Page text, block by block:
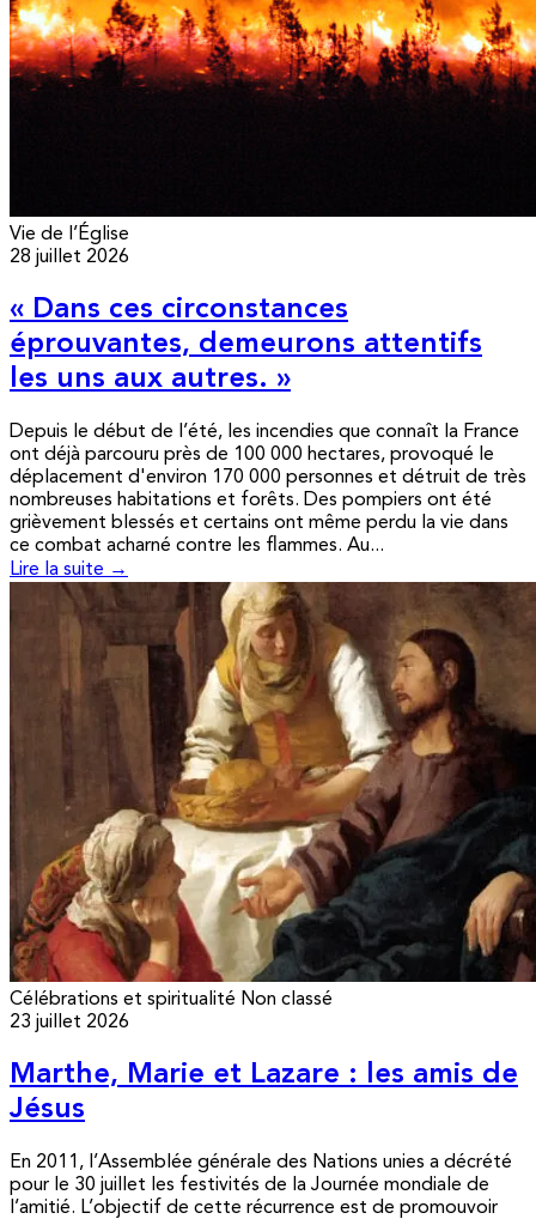
Vie de l’Église
28 juillet 2026
« Dans ces circonstances
éprouvantes, demeurons attentifs
les uns aux autres. »
Depuis le début de l’été, les incendies que connaît la France
ont déjà parcouru près de 100 000 hectares, provoqué le
déplacement d'environ 170 000 personnes et détruit de très
nombreuses habitations et forêts. Des pompiers ont été
grièvement blessés et certains ont même perdu la vie dans
ce combat acharné contre les flammes. Au...
Lire la suite →
Célébrations et spiritualité Non classé
23 juillet 2026
Marthe, Marie et Lazare : les amis de
Jésus
En 2011, l’Assemblée générale des Nations unies a décrété
pour le 30 juillet les festivités de la Journée mondiale de
l’amitié. L’objectif de cette récurrence est de promouvoir